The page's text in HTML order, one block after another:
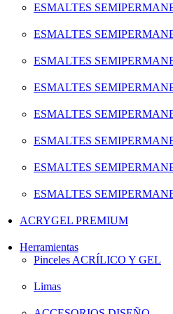
ESMALTES
ESMALTES
ESMALTES
ESMALTES
ESMALTES
ESMALTES
ESMALTES
ESMALTES
ACRYGEL PREMIUM
Herramientas
Pinceles ACRÍLICO Y GEL
Limas